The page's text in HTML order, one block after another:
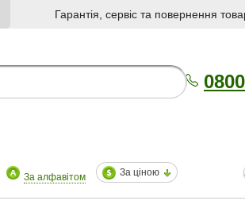
Гарантія, сервіс та повернення
За алфавітом За ціною